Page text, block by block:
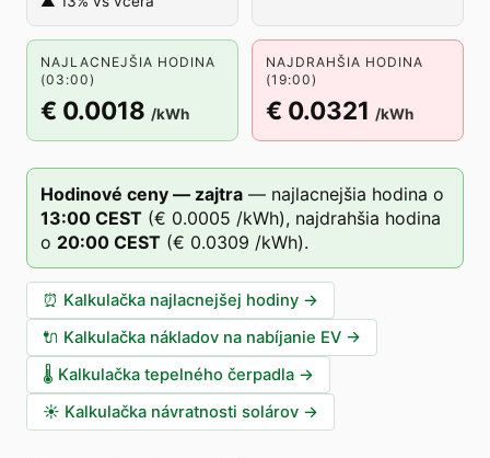
NAJLACNEJŠIA HODINA
(03:00)
€ 0.0018 /kWh
NAJDRAHŠIA HODINA
(19:00)
€ 0.0321 /kWh
Hodinové ceny — zajtra — najlacnejšia hodina o
13:00 CEST (€ 0.0005 /kWh), najdrahšia hodina
o 20:00 CEST (€ 0.0309 /kWh).
⏰ Kalkulačka najlacnejšej hodiny →
🔌 Kalkulačka nákladov na nabíjanie EV →
🌡️ Kalkulačka tepelného čerpadla →
☀️ Kalkulačka návratnosti solárov →